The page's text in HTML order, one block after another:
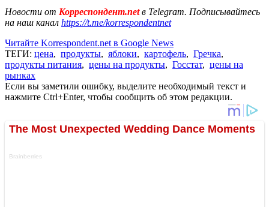
Новости от Корреспондент.netв Telegram. Подписывайтесь
на наш канал https://t.me/korrespondentnet
Читайте Korrespondent.net в Google News
ТЕГИ: цена, продукты, яблоки, картофель, Гречка,
продукты питания, цены на продукты, Госстат, цены на
рынках
Если вы заметили ошибку, выделите необходимый текст и
нажмите Ctrl+Enter, чтобы сообщить об этом редакции.